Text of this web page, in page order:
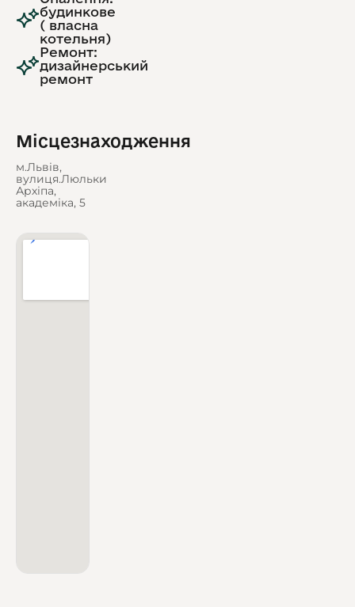
будинкове
( власна
котельня)
Ремонт:
дизайнерський
ремонт
Місцезнаходження
м.Львів,
вулиця.Люльки
Архіпа,
академіка, 5